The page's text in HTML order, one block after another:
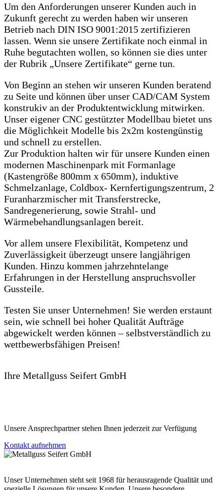
Um den Anforderungen unserer Kunden auch in
Zukunft gerecht zu werden haben wir unseren
Betrieb nach DIN ISO 9001:2015 zertifizieren
lassen. Wenn sie unsere Zertifikate noch einmal in
Ruhe begutachten wollen, so können sie dies unter
der Rubrik „Unsere Zertifikate“ gerne tun.
Von Beginn an stehen wir unseren Kunden beratend
zu Seite und können über unser CAD/CAM System
konstrukiv an der Produktentwicklung mitwirken.
Unser eigener CNC gestützter Modellbau bietet uns
die Möglichkeit Modelle bis 2x2m kostengünstig
und schnell zu erstellen.
Zur Produktion halten wir für unsere Kunden einen
modernen Maschinenpark mit Formanlage
(Kastengröße 800mm x 650mm), induktive
Schmelzanlage, Coldbox- Kernfertigungszentrum, 2
Furanharzmischer mit Transferstrecke,
Sandregenerierung, sowie Strahl- und
Wärmebehandlungsanlagen bereit.
Vor allem unsere Flexibilität, Kompetenz und
Zuverlässigkeit überzeugt unsere langjährigen
Kunden. Hinzu kommen jahrzehntelange
Erfahrungen in der Herstellung anspruchsvoller
Gussteile.
Testen Sie unser Unternehmen! Sie werden erstaunt
sein, wie schnell bei hoher Qualität Aufträge
abgewickelt werden können – selbstverständlich zu
wettbewerbsfähigen Preisen!
Ihre Metallguss Seifert GmbH
Unsere Ansprechpartner stehen Ihnen jederzeit zur Verfügung
Kontakt aufnehmen
Unser Unternehmen steht seit 1968 für herausragende Qualität und